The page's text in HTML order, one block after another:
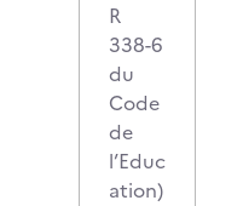
R
338-6
du
Code
de
l’Educ
ation)